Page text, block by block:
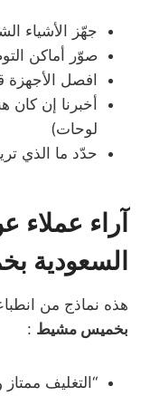
جهّز الأشياء
صوّر أماكن
افصل
أخبرنا إن
لوحات)
حدّد ما الذي
آراء
السعودية
هذه نماذج من
بخميس مشيط :
“التغليف